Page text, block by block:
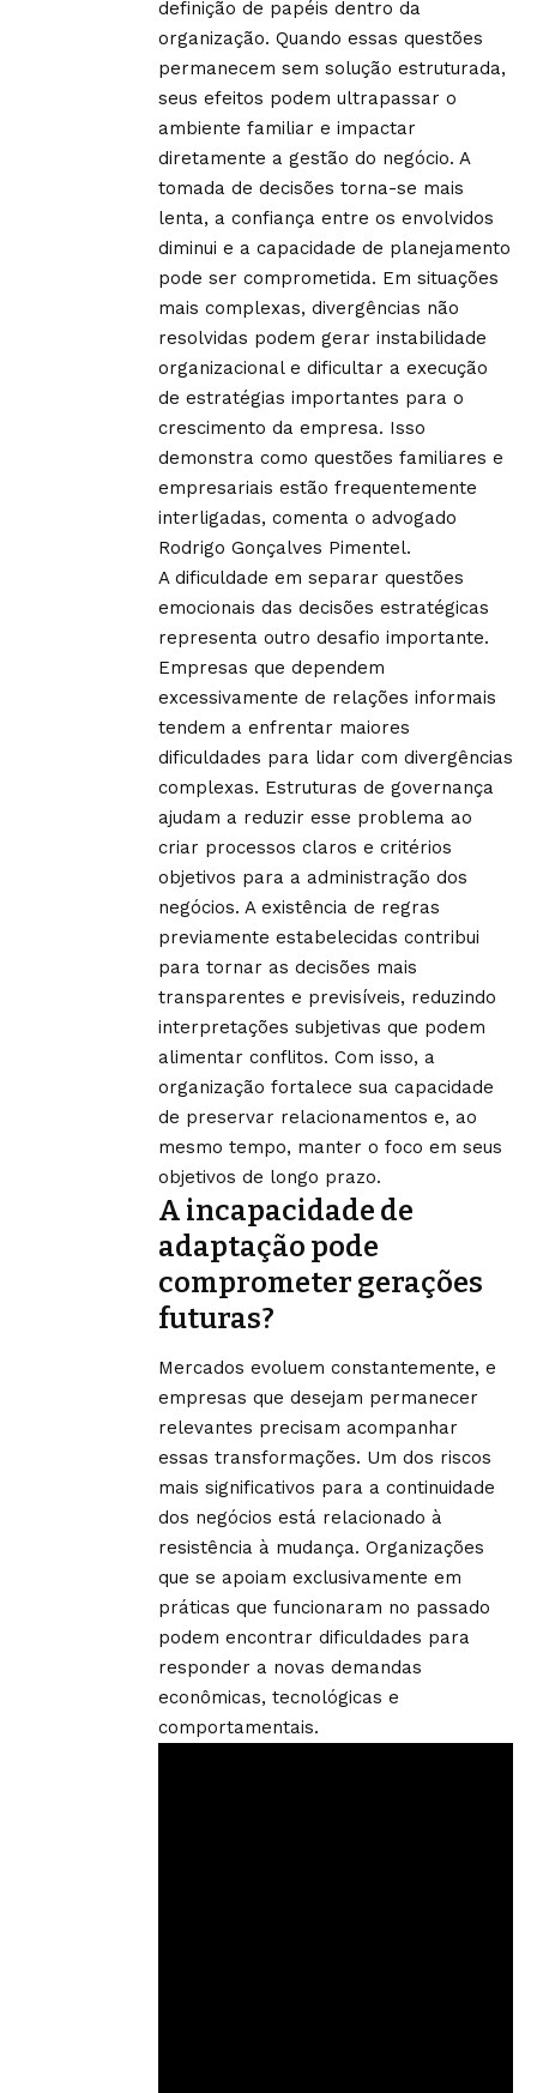
definição de papéis dentro da
organização. Quando essas questões
permanecem sem solução estruturada,
seus efeitos podem ultrapassar o
ambiente familiar e impactar
diretamente a gestão do negócio. A
tomada de decisões torna-se mais
lenta, a confiança entre os envolvidos
diminui e a capacidade de planejamento
pode ser comprometida. Em situações
mais complexas, divergências não
resolvidas podem gerar instabilidade
organizacional e dificultar a execução
de estratégias importantes para o
crescimento da empresa. Isso
demonstra como questões familiares e
empresariais estão frequentemente
interligadas, comenta o advogado
Rodrigo Gonçalves Pimentel.
A dificuldade em separar questões
emocionais das decisões estratégicas
representa outro desafio importante.
Empresas que dependem
excessivamente de relações informais
tendem a enfrentar maiores
dificuldades para lidar com divergências
complexas. Estruturas de governança
ajudam a reduzir esse problema ao
criar processos claros e critérios
objetivos para a administração dos
negócios. A existência de regras
previamente estabelecidas contribui
para tornar as decisões mais
transparentes e previsíveis, reduzindo
interpretações subjetivas que podem
alimentar conflitos. Com isso, a
organização fortalece sua capacidade
de preservar relacionamentos e, ao
mesmo tempo, manter o foco em seus
objetivos de longo prazo.
A incapacidade de
adaptação pode
comprometer gerações
futuras?
Mercados evoluem constantemente, e
empresas que desejam permanecer
relevantes precisam acompanhar
essas transformações. Um dos riscos
mais significativos para a continuidade
dos negócios está relacionado à
resistência à mudança. Organizações
que se apoiam exclusivamente em
práticas que funcionaram no passado
podem encontrar dificuldades para
responder a novas demandas
econômicas, tecnológicas e
comportamentais.